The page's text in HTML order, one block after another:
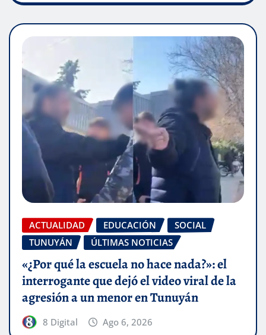
ACTUALIDAD EDUCACIÓN
SOCIAL
TUNUYÁN
ÚLTIMAS NOTICIAS
«¿Por qué la escuela no hace nada?»: el
interrogante que dejó el video viral de la
agresión a un menor en Tunuyán
8 Digital Ago 6, 2026